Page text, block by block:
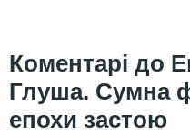
Глуша. Сумна
епохи застою